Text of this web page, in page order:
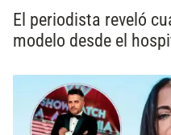
El periodista reveló
modelo desde el